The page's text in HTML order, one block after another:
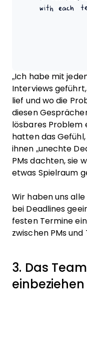
„Ich habe mit
Interviews
lief und wo die
diesen
lösbares Problem
hatten das
ihnen „unechte
PMs dachten, sie
etwas Spielraum
Wir haben uns
bei Deadlines
festen Termine
zwischen PMs
3. Das
einbeziehen